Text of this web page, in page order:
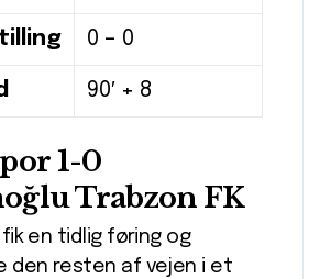
0 – 0
90′ + 8
1-0
Trabzon FK
fik en tidlig føring og
den resten af vejen i et